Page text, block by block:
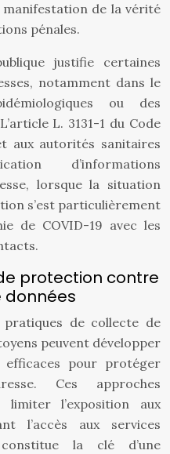
de la vérité
pénales.
justifie certaines
notamment dans le
ou des
L. 3131-1 du Code
aux autorités sanitaires
d’informations
lorsque la situation
s’est particulièrement
de COVID-19 avec les
protection contre
données
pratiques de collecte de
peuvent développer
efficaces pour protéger
Ces approches
l’exposition aux
l’accès aux services
constitue la clé d’une